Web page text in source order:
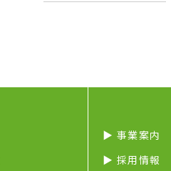
▶︎ 事業案内
▶︎ 採用情報